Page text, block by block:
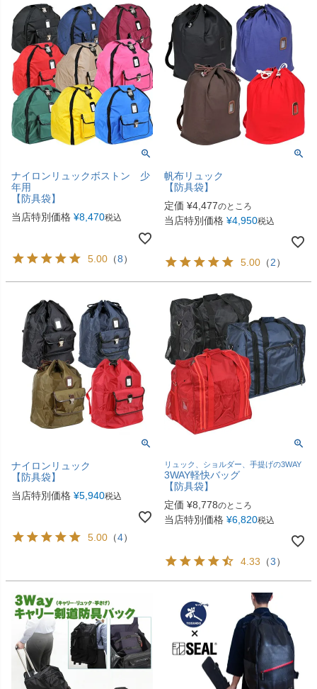
ナイロンリュックボストン 少
年用
【防具袋】
当店特別価格 ¥8,470税込
5.00 （8）
帆布リュック
【防具袋】
定価 ¥4,477のところ
当店特別価格 ¥4,950税込
5.00 （2）
ナイロンリュック
【防具袋】
当店特別価格 ¥5,940税込
5.00 （4）
リュック、ショルダー、手提げの3WAY
3WAY軽快バッグ
【防具袋】
定価 ¥8,778のところ
当店特別価格 ¥6,820税込
4.33 （3）